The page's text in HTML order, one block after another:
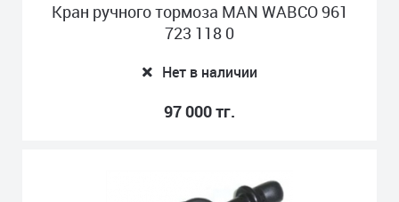
Кран ручного тормоза MAN WABCO 961
723 118 0
Нет в наличии
97 000 тг.